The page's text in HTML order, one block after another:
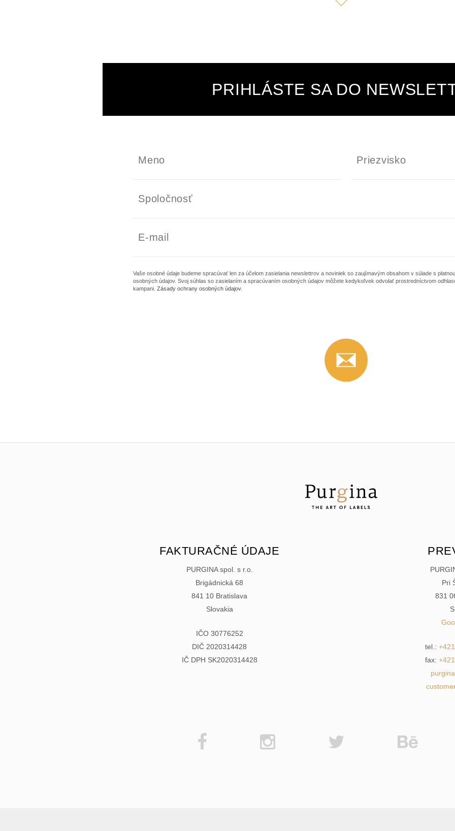
PRIHLÁSTE SA DO
Vaše osobné údaje budeme spracúvať len za účelom zasielania newslettrov a noviniek so zaujímavým obsahom v súlade s
osobných údajov. Svoj súhlas so zasielaním a spracúvaním osobných údajov môžete kedykoľvek odvolať prostredníctvom
kampani. Zásady ochrany osobných údajov.
FAKTURAČNÉ ÚDAJE
PURGINA spol. s r.o.
Brigádnická 68
841 10 Bratislava
Slovakia
IČO 30776252
DIČ 2020314428
IČ DPH SK2020314428
Pri
831
tel.:
fax: